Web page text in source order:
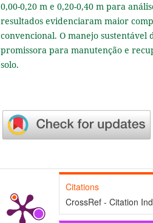
0,00-0,20 m e 0,20-0,40 m para
resultados evidenciaram maior
convencional. O manejo sustentável
promissora para manutenção e
solo.
Citations
CrossRef - Citation